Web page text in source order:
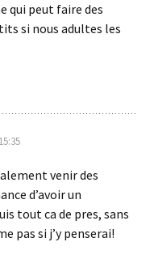
qui peut faire des
si nous adultes les
venir des
d’avoir un
tout ca de pres, sans
pas si j’y penserai!